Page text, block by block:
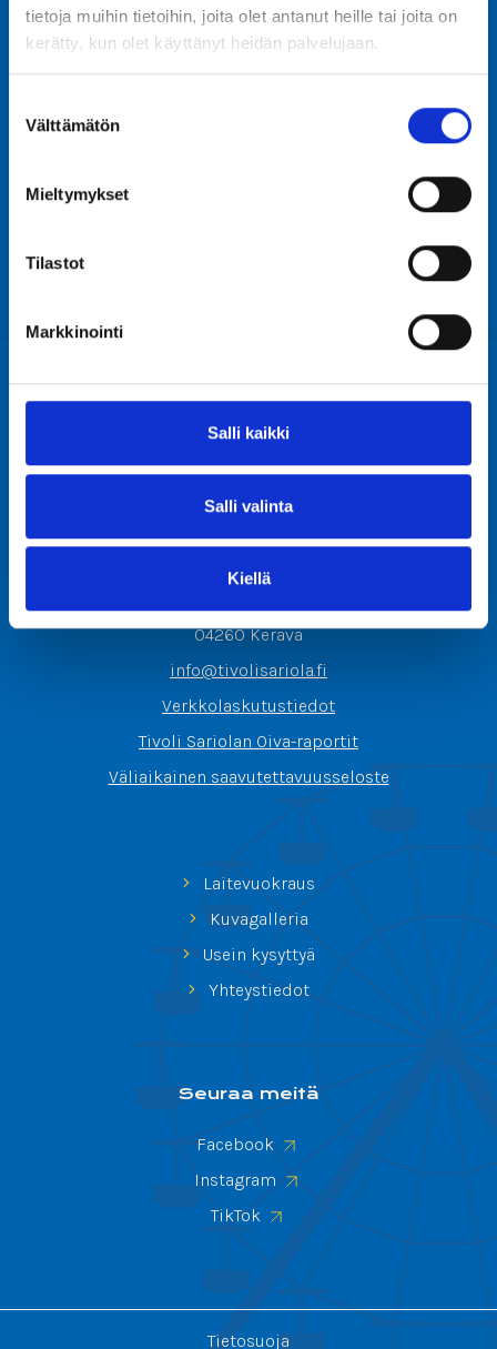
tietoja muihin tietoihin, joita olet antanut heille tai joita on
kerätty, kun olet käyttänyt heidän palvelujaan.
valinta
Välttämätön
Mieltymykset
Tilastot
Markkinointi
Salli kaikki
Salli valinta
Kiellä
on
on
Sortilantie 9
04260 Kerava
info@tivolisariola.fi
Verkkolaskutustiedot
Tivoli Sariolan Oiva-raportit
Väliaikainen saavutettavuusseloste
Laitevuokraus
Kuvagalleria
Usein kysyttyä
Yhteystiedot
Seuraa meitä
Facebook
Instagram
TikTok
Tietosuoja